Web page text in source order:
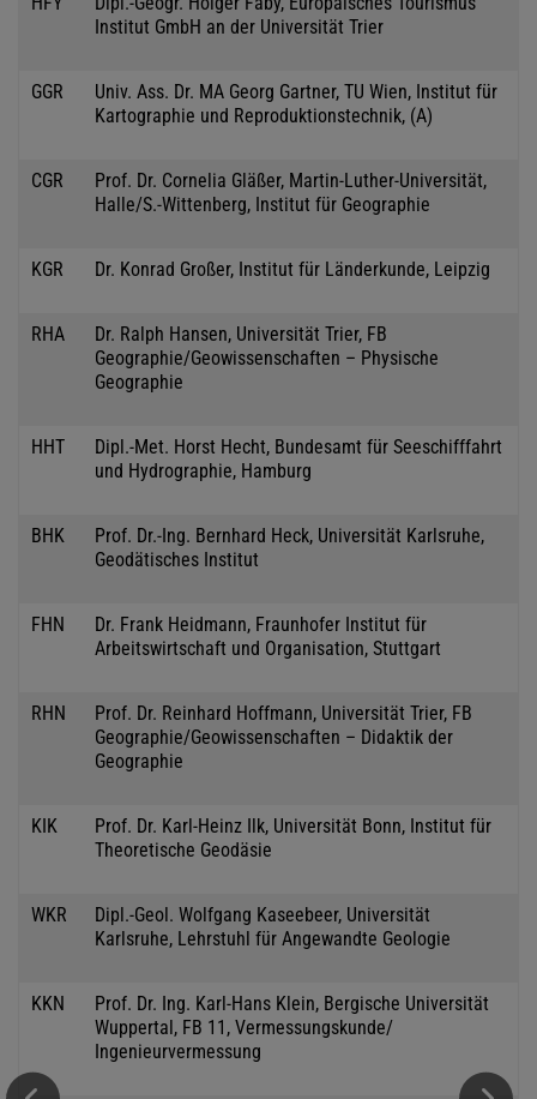
Institut GmbH an der Universität Trier
GGR
Univ. Ass. Dr. MA Georg Gartner, TU Wien, Institut für
Kartographie und Reproduktionstechnik, (A)
CGR
Prof. Dr. Cornelia Gläßer, Martin-Luther-Universität,
Halle/S.-Wittenberg, Institut für Geographie
KGR Dr. Konrad Großer, Institut für Länderkunde, Leipzig
RHA
Dr. Ralph Hansen, Universität Trier, FB
Geographie/Geowissenschaften – Physische
Geographie
HHT
Dipl.-Met. Horst Hecht, Bundesamt für Seeschifffahrt
und Hydrographie, Hamburg
BHK
Prof. Dr.-Ing. Bernhard Heck, Universität Karlsruhe,
Geodätisches Institut
FHN
Dr. Frank Heidmann, Fraunhofer Institut für
Arbeitswirtschaft und Organisation, Stuttgart
RHN
Prof. Dr. Reinhard Hoffmann, Universität Trier, FB
Geographie/Geowissenschaften – Didaktik der
Geographie
KIK
Prof. Dr. Karl-Heinz Ilk, Universität Bonn, Institut für
Theoretische Geodäsie
WKR
Dipl.-Geol. Wolfgang Kaseebeer, Universität
Karlsruhe, Lehrstuhl für Angewandte Geologie
KKN
Prof. Dr. Ing. Karl-Hans Klein, Bergische Universität
Wuppertal, FB 11, Vermessungskunde/
Ingenieurvermessung